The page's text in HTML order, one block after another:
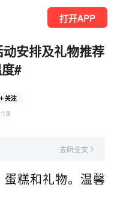
打开APP
安排及礼物推荐
#
关注
去听全文
糕和礼物。温馨